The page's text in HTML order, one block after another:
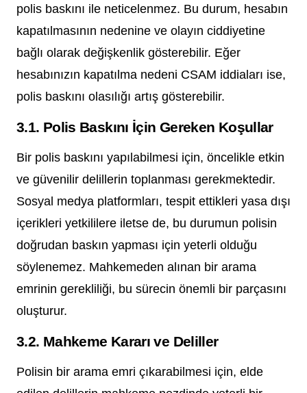
polis baskını ile neticelenmez. Bu durum, hesabın
kapatılmasının nedenine ve olayın ciddiyetine
bağlı olarak değişkenlik gösterebilir. Eğer
hesabınızın kapatılma nedeni CSAM iddiaları ise,
polis baskını olasılığı artış gösterebilir.
3.1. Polis Baskını İçin Gereken Koşullar
Bir polis baskını yapılabilmesi için, öncelikle etkin
ve güvenilir delillerin toplanması gerekmektedir.
Sosyal medya platformları, tespit ettikleri yasa dışı
içerikleri yetkililere iletse de, bu durumun polisin
doğrudan baskın yapması için yeterli olduğu
söylenemez. Mahkemeden alınan bir arama
emrinin gerekliliği, bu sürecin önemli bir parçasını
oluşturur.
3.2. Mahkeme Kararı ve Deliller
Polisin bir arama emri çıkarabilmesi için, elde